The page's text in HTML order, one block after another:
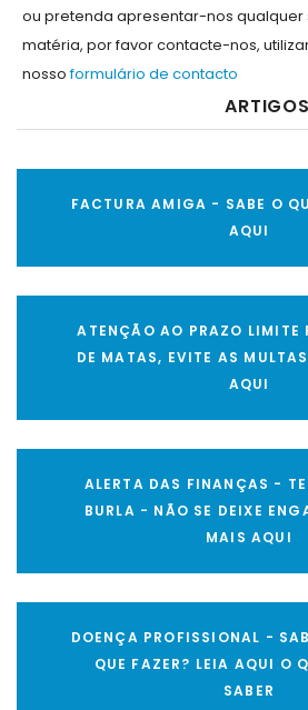
ou pretenda apresentar-nos qualquer
matéria, por favor contacte-nos,
nossoformulário de contacto
FACTURA AMIGA - SABE O
AQUI
ATENÇÃO AO PRAZO LIMITE
DE MATAS, EVITE AS
AQUI
ALERTA DAS FINANÇAS -
BURLA - NÃO SE DEIXE
MAIS AQUI
DOENÇA PROFISSIONAL -
QUE FAZER? LEIA AQUI O
SABER